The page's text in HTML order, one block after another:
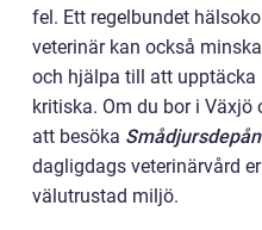
fel. Ett regelbundet
veterinär kan också
och hjälpa till att upptäcka
kritiska. Om du bor i Växjö
att besöka Smådjursdepån
dagligdags veterinärvård
välutrustad miljö.